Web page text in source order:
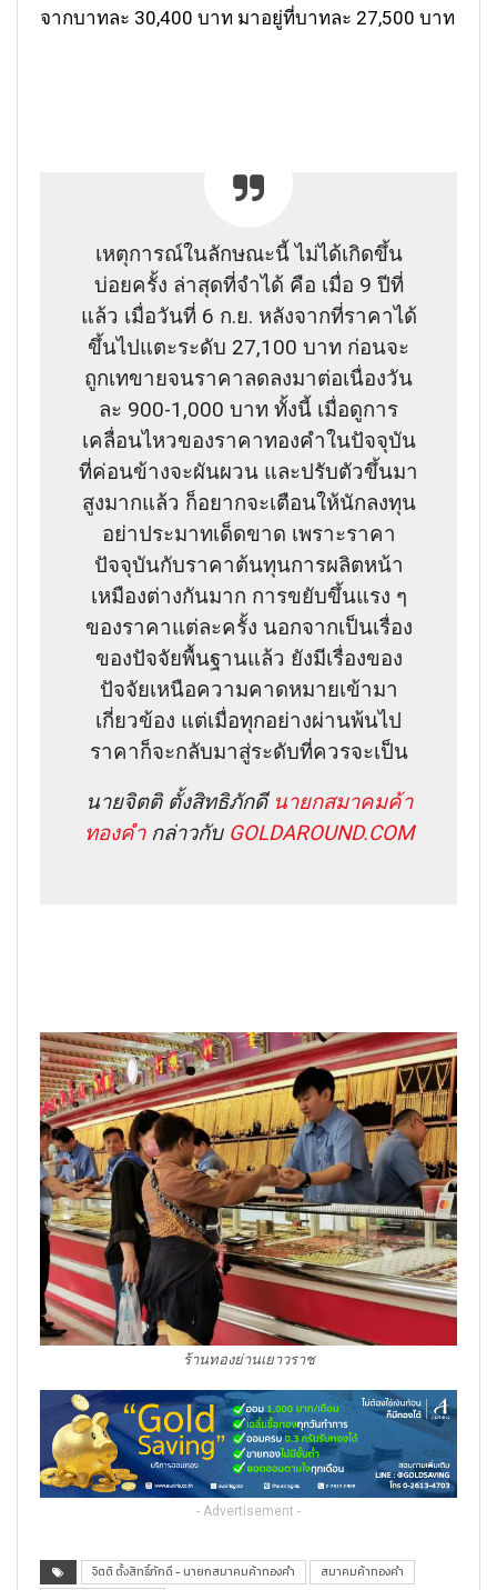
จากบาทละ 30,400 บาท มาอยู่ที่บาทละ 27,500 บาท
เหตุการณ์ในลักษณะนี้ ไม่ได้เกิดขึ้น
บ่อยครั้ง ล่าสุดที่จำได้ คือ เมื่อ 9 ปีที่
แล้ว เมื่อวันที่ 6 ก.ย. หลังจากที่ราคาได้
ขึ้นไปแตะระดับ 27,100 บาท ก่อนจะ
ถูกเทขายจนราคาลดลงมาต่อเนื่องวัน
ละ 900-1,000 บาท ทั้งนี้ เมื่อดูการ
เคลื่อนไหวของราคาทองคำในปัจจุบัน
ที่ค่อนข้างจะผันผวน และปรับตัวขึ้นมา
สูงมากแล้ว ก็อยากจะเตือนให้นักลงทุน
อย่าประมาทเด็ดขาด เพราะราคา
ปัจจุบันกับราคาต้นทุนการผลิตหน้า
เหมืองต่างกันมาก การขยับขึ้นแรง ๆ
ของราคาแต่ละครั้ง นอกจากเป็นเรื่อง
ของปัจจัยพื้นฐานแล้ว ยังมีเรื่องของ
ปัจจัยเหนือความคาดหมายเข้ามา
เกี่ยวข้อง แต่เมื่อทุกอย่างผ่านพ้นไป
ราคาก็จะกลับมาสู่ระดับที่ควรจะเป็น
นายจิตติ ตั้งสิทธิภักดี นายกสมาคมค้า
ทองคำกล่าวกับ GOLDAROUND.COM
ร้านทองย่านเยาวราช
- Advertisement -
จิตติ ตั้งสิทธิ์ภักดี - นายกสมาคมค้าทองคำ
สมาคมค้าทองคำ